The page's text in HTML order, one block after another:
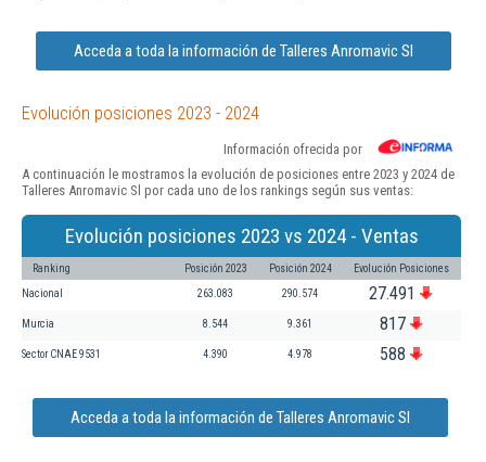
Acceda a toda la información de Talleres Anromavic Sl
Evolución posiciones 2023 - 2024
Información ofrecida por
A continuación le mostramos la evolución de posiciones entre 2023 y 2024 de
Talleres Anromavic Sl por cada uno de los rankings según sus ventas:
Evolución posiciones 2023 vs 2024 - Ventas
Ranking Posición 2023 Posición 2024 Evolución Posiciones
Nacional 263.083 290.574 27.491
Murcia 8.544 9.361 817
Sector CNAE 9531 4.390 4.978 588
Acceda a toda la información de Talleres Anromavic Sl